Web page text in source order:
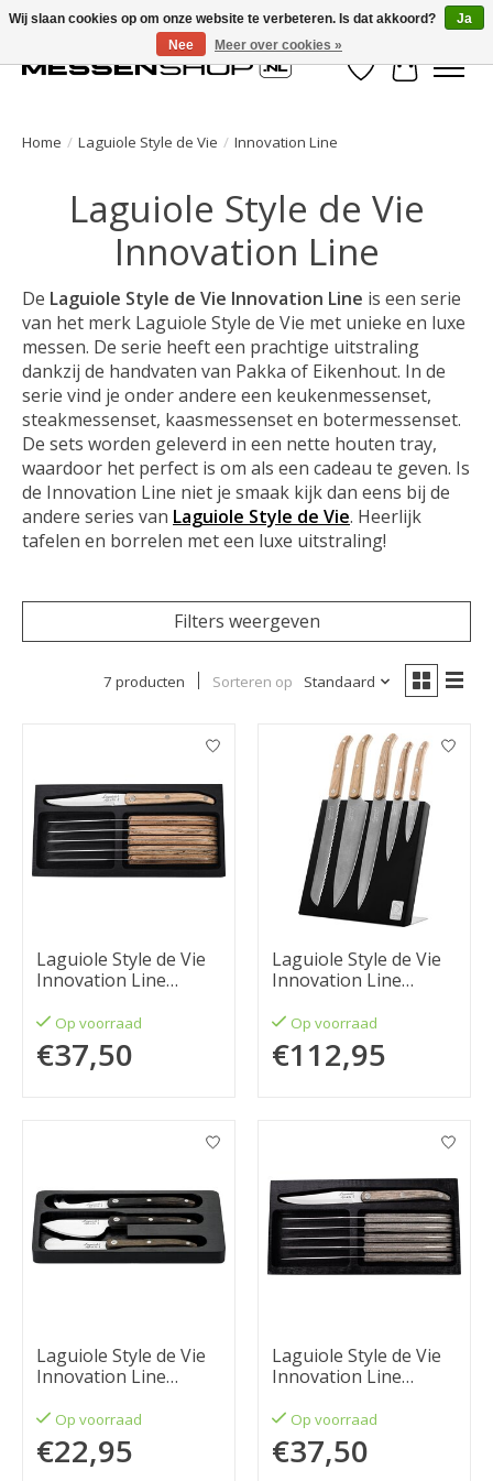
Verlanglijst
Home / Laguiole Style de Vie / Innovation Line
Laguiole Style de Vie
Innovation Line
De Laguiole Style de Vie Innovation Line is een serie
van het merk Laguiole Style de Vie met unieke en luxe
messen. De serie heeft een prachtige uitstraling
dankzij de handvaten van Pakka of Eikenhout. In de
serie vind je onder andere een keukenmessenset,
steakmessenset, kaasmessenset en botermessenset.
De sets worden geleverd in een nette houten tray,
waardoor het perfect is om als een cadeau te geven. Is
de Innovation Line niet je smaak kijk dan eens bij de
andere series van Laguiole Style de Vie. Heerlijk
tafelen en borrelen met een luxe uitstraling!
Filters weergeven
7 producten Sorteren op Standaard
Laguiole Style de Vie
Innovation Line
delig glad eikenhout
Op voorraad
€37,50
Laguiole Style de Vie
Innovation Line
stonewash
Op voorraad
€112,95
Laguiole Style de Vie
Innovation Line
delig grijs
Op voorraad
€22,95
Laguiole Style de Vie
Innovation Line
delig glad pakkahout
Op voorraad
€37,50
Wij slaan cookies op om onze website te verbeteren. Is dat akkoord?
Ja
Nee
Meer over cookies »